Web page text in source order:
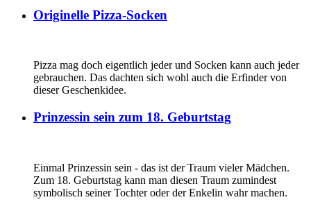
Originelle Pizza-Socken
Pizza mag doch eigentlich jeder und Socken kann auch jeder
gebrauchen. Das dachten sich wohl auch die Erfinder von
dieser Geschenkidee.
Prinzessin sein zum 18. Geburtstag
Einmal Prinzessin sein - das ist der Traum vieler Mädchen.
Zum 18. Geburtstag kann man diesen Traum zumindest
symbolisch seiner Tochter oder der Enkelin wahr machen.